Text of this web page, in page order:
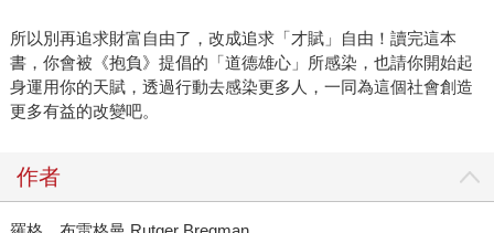
所以別再追求財富自由了，改成追求「才賦」自由！讀完這本
書，你會被《抱負》提倡的「道德雄心」所感染，也請你開始起
身運用你的天賦，透過行動去感染更多人，一同為這個社會創造
更多有益的改變吧。
作者